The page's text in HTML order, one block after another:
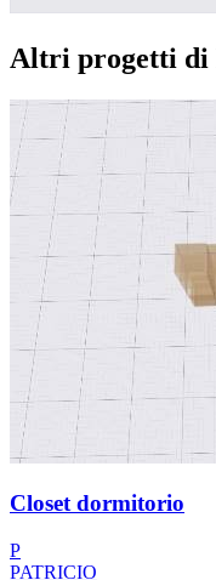
Altri progetti di
Closet dormitorio
P
PATRICIO